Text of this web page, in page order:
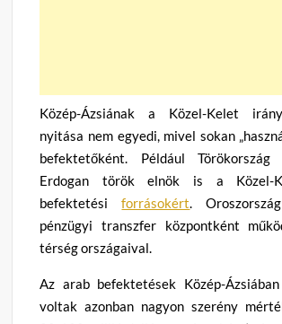
Közép-Ázsiának a Közel-Kelet
nyitása nem egyedi, mivel sokan
befektetőként. Például
Erdogan török elnök is a Közel-
befektetésiforrásokért.
pénzügyi transzfer központként
térség országaival.
Az arab befektetések Közép-
voltak azonban nagyon szerény